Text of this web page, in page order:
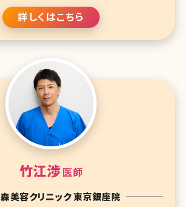
詳しくはこちら
竹江渉 医師
美容クリニック 東京銀座院